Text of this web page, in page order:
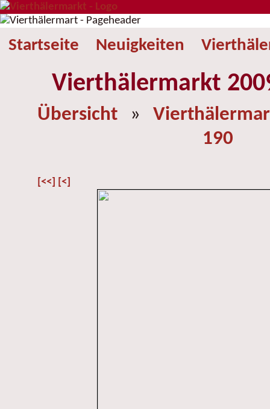
Startseite Neuigkeiten
Vierthälermarkt
Übersicht »
190
[<<] [<]